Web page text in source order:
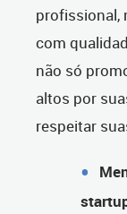
profissional,
com
não só
altos por
respeitar